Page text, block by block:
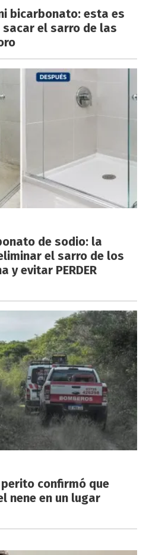
bicarbonato: esta es
sacar el sarro de las
de sodio: la
el sarro de los
y evitar PERDER
perito confirmó que
nene en un lugar